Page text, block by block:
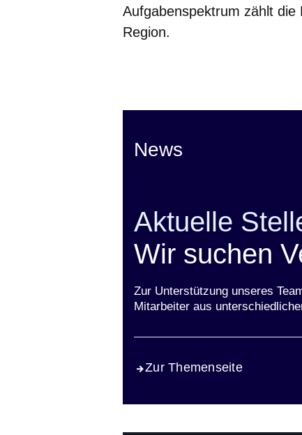
Aufgabenspektrum zählt
Region.
News
Aktuelle
Wir suchen
Zur Unterstützung unseres
Mitarbeiter aus
Zur Themenseite